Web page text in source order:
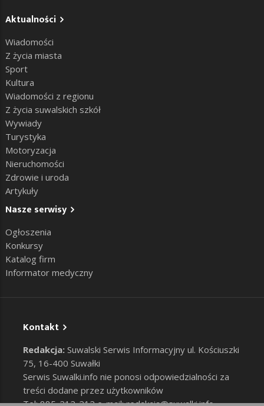
Aktualności
Wiadomości
Z życia miasta
Sport
Kultura
Wiadomości z regionu
Z życia suwalskich szkół
Wywiady
Turystyka
Motoryzacja
Nieruchomości
Zdrowie i uroda
Artykuły
Nasze serwisy
Ogłoszenia
Konkursy
Katalog firm
Informator medyczny
Kontakt
Redakcja: Suwalski Serwis Informacyjny ul. Kościuszki
75, 16-400 Suwałki
Serwis Suwalki.info nie ponosi odpowiedzialności za
treści dodane przez użytkowników